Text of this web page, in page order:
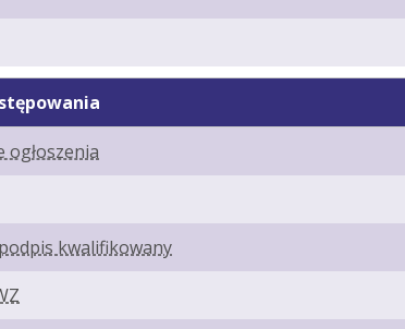
ogłoszenia
kwalifikowany